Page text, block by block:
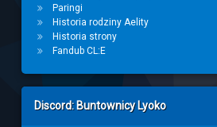
Paringi
Historia rodziny Aelity
Historia strony
Fandub CL:E
Discord: Buntownicy Lyoko